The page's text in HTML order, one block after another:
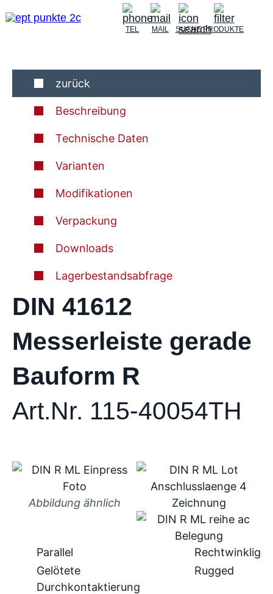
TEL MAIL SUCHEPRODUKTE
zurück
Beschreibung
Technische Daten
Varianten
Modifikationen
Verpackung
Downloads
Lagerbestandsabfrage
DIN 41612
Messerleiste gerade
Bauform R
Art.Nr. 115-40054TH
Abbildung ähnlich
Parallel
Rechtwinklig
Gelötete
Durchkontaktierung
Rugged